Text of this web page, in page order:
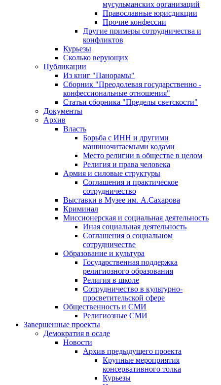
мусульманских организаций
Православные юрисдикции
Прочие конфессии
Другие примеры сотрудничества и
конфликтов
Курьезы
Сколько верующих
Публикации
Из книг "Панорамы"
Сборник "Преодолевая государственно -
конфессиональные отношения"
Статьи сборника "Пределы светскости"
Документы
Архив
Власть
Борьба с ИНН и другими
машиночитаемыми кодами
Место религии в обществе в целом
Религия и права человека
Армия и силовые структуры
Соглашения и практическое
сотрудничество
Выставки в Музее им. А.Сахарова
Криминал
Миссионерская и социальная деятельность
Иная социальная деятельность
Соглашения о социальном
сотрудничестве
Образование и культура
Государственная поддержка
религиозного образования
Религия в школе
Сотрудничество в культурно-
просветительской сфере
Общественность и СМИ
Религиозные СМИ
Завершенные проекты
Демократия в осаде
Новости
Архив предыдущего проекта
Крупные мероприятия
консервативного толка
Курьезы